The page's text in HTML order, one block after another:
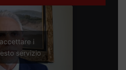
i
servizio